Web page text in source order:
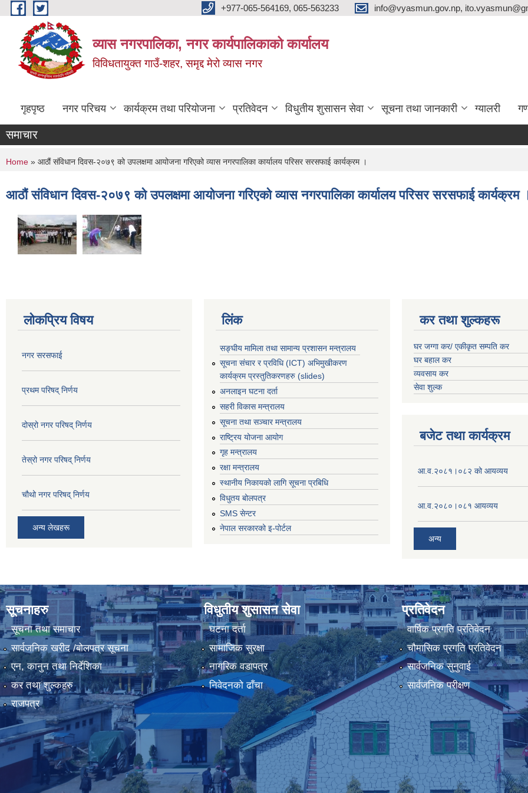
Skip to main content +977-065-564169, 065-563233 info@vyasmun.gov.np,
व्यास नगरपालिका, नगर कार्यपालिकाको कार्यालय
विविधतायुक्त गाउँ-शहर, समृद्द मेरो व्यास नगर
गृहपृष्ठ नगर परिचय कार्यक्रम तथा परियोजना प्रतिवेदन विधुतीय शुसासन सेवा सूचना तथा जानकारी ग्यालरी
समाचार
You are here
Home » आठौं संविधान दिवस-२०७९ को उपलक्षमा आयोजना गरिएको व्यास नगरपालिका कार्यालय परिसर सरसफाई कार्यक्रम ।
आठौं संविधान दिवस-२०७९ को उपलक्षमा आयोजना गरिएको व्यास नगरपालिका कार्यालय परिसर सरसफाई कार्यक्रम
लोकप्रिय विषय
नगर सरसफाई
प्रथम परिषद् निर्णय
दोस्रो नगर परिषद् निर्णय
तेस्रो नगर परिषद् निर्णय
चौथो नगर परिषद् निर्णय
अन्य लेखहरू
लिंक
सङ्घीय मामिला तथा सामान्य प्रशासन मन्त्रालय
सूचना संचार र प्रविधि (ICT) अभिमुखीकरण
कार्यक्रम प्रस्तुतिकरणहरु (slides)
अनलाइन घटना दर्ता
सहरी विकास मन्त्रालय
सूचना तथा सञ्चार मन्त्रालय
राष्ट्रिय योजना आयोग
गृह मन्त्रालय
रक्षा मन्त्रालय
स्थानीय निकायको लागि सूचना प्रबिधि
विधुतय बोलपत्र
SMS सेन्टर
नेपाल सरकारको इ-पोर्टल
कर तथा शुल्कहरू
घर जग्गा कर/ एकीकृत सम्पति कर
घर बहाल कर
व्यवसाय कर
सेवा शुल्क
बजेट तथा कार्यक्रम
आ.व.२०८१।०८२ को आयव्यय
आ.व.२०८०।०८१ आयव्यय
अन्य
सूचनाहरु
सूचना तथा समाचार
सार्वजनिक खरीद /बोलपत्र सूचना
एन, कानुन तथा निर्देशिका
कर तथा शुल्कहरु
राजपत्र
विधुतीय शुसासन सेवा
घटना दर्ता
सामाजिक सुरक्षा
नागरिक वडापत्र
निवेदनको ढाँचा
प्रतिवेदन
वार्षिक प्रगति प्रतिवेदन
चौमासिक प्रगति प्रतिवेदन
सार्वजनिक सुनुवाई
सार्वजनिक परीक्षण